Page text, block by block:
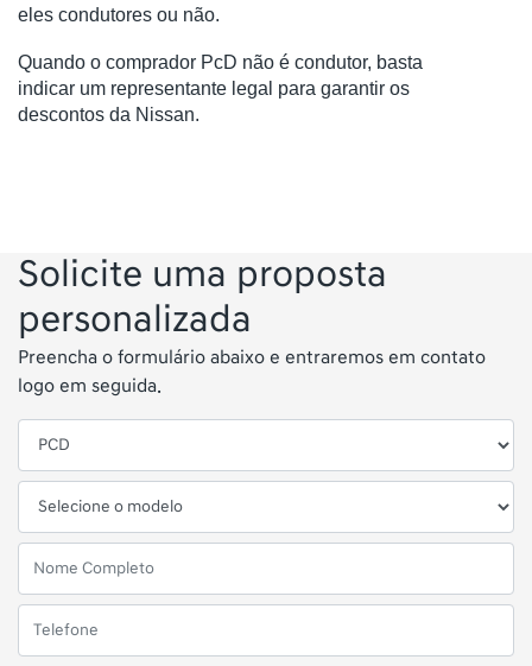
eles condutores ou não.
Quando o comprador PcD não é condutor, basta
indicar um representante legal para garantir os
descontos da Nissan.
Solicite uma proposta
personalizada
Preencha o formulário abaixo e entraremos em contato
logo em seguida.